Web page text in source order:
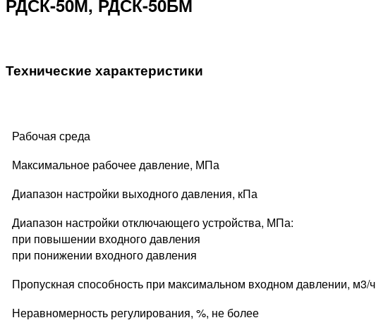
РДСК-50М, РДСК-50БМ
Технические характеристики
Рабочая среда
Максимальное рабочее давление, МПа
Диапазон настройки выходного давления, кПа
Диапазон настройки отключающего устройства, МПа:
при повышении входного давления
при понижении входного давления
Пропускная способность при максимальном входном давлении, м3/ч
Неравномерность регулирования, %, не более